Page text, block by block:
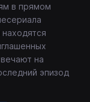
в прямом
на
эпизод